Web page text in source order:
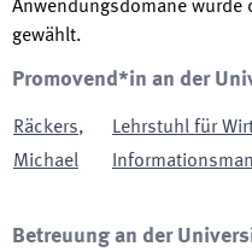
Anwendungsdomäne wurde
gewählt.
Promovend*in an der
Räckers,
Michael
Lehrstuhl für
Betreuung an der